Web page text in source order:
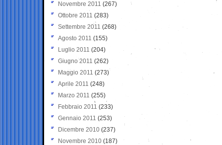
Novembre 2011 (267)
Ottobre 2011 (283)
Settembre 2011 (268)
Agosto 2011 (155)
Luglio 2011 (204)
Giugno 2011 (262)
Maggio 2011 (273)
Aprile 2011 (248)
Marzo 2011 (255)
Febbraio 2011 (233)
Gennaio 2011 (253)
Dicembre 2010 (237)
Novembre 2010 (187)